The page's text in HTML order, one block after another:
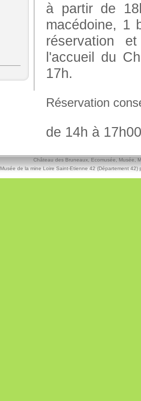
à partir de
macédoine, 1
réservation
l'accueil du
17h.
Réservation
de 14h à
Château des Bruneaux, Ecomusée, Musée,
Musée de la mine Loire Saint-Etienne 42 (Département